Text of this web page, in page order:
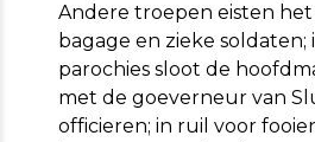
Andere troepen eisten
bagage en zieke soldaten;
parochies sloot de
met de goeverneur van
officieren; in ruil voor